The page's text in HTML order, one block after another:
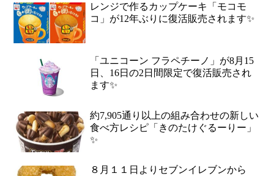
レンジで作るカップケーキ「モコモ
コ」が12年ぶりに復活販売されます✨
「ユニコーン フラペチーノ」が8月15
日、16日の2日間限定で復活販売され
ます✨
約7,905通り以上の組み合わせの新しい
食べ方レシピ「きのたけぐるーりー」
✨
８月１１日よりセブンイレブンから